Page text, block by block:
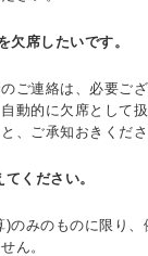
欠席したいです。
ご連絡は、必要ご
動的に欠席として
、ご承知おきくださ
ください。
)のみのものに限り
ん。